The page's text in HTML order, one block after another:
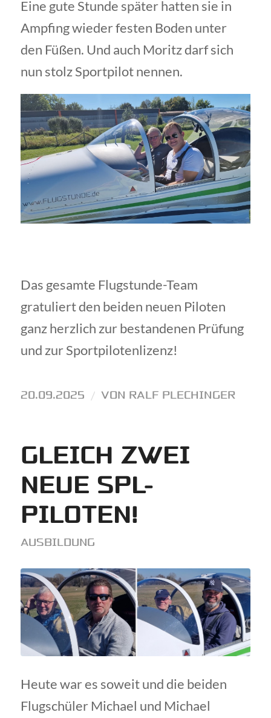
Eine gute Stunde später hatten sie in
Ampfing wieder festen Boden unter
den Füßen. Und auch Moritz darf sich
nun stolz Sportpilot nennen.
Das gesamte Flugstunde-Team
gratuliert den beiden neuen Piloten
ganz herzlich zur bestandenen Prüfung
und zur Sportpilotenlizenz!
20.09.2025 / VON RALF PLECHINGER
GLEICH ZWEI
NEUE SPL-
PILOTEN!
AUSBILDUNG
Heute war es soweit und die beiden
Flugschüler Michael und Michael